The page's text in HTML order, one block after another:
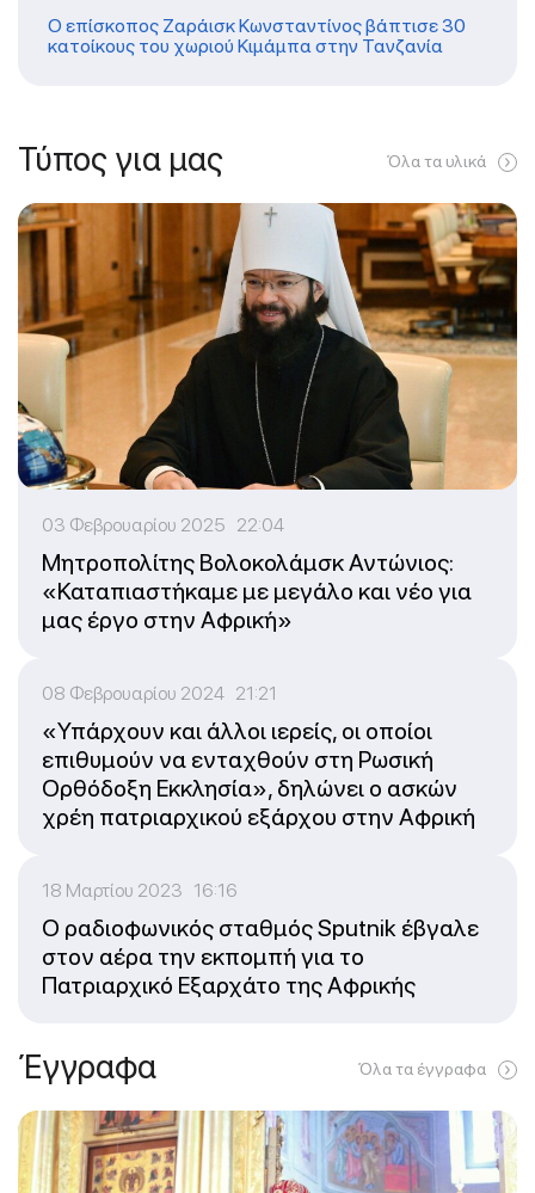
Ο επίσκοπος Ζαράισκ Κωνσταντίνος βάπτισε 30
κατοίκους του χωριού Κιμάμπα στην Τανζανία
Τύπος για μας Όλα τα υλικά
03 Φεβρουαρίου 2025 22:04
Μητροπολίτης Βολοκολάμσκ Αντώνιος:
«Καταπιαστήκαμε με μεγάλο και νέο για
μας έργο στην Αφρική»
08 Φεβρουαρίου 2024 21:21
«Υπάρχουν και άλλοι ιερείς, οι οποίοι
επιθυμούν να ενταχθούν στη Ρωσική
Ορθόδοξη Εκκλησία», δηλώνει ο ασκών
χρέη πατριαρχικού εξάρχου στην Αφρική
18 Μαρτίου 2023 16:16
Ο ραδιοφωνικός σταθμός Sputnik έβγαλε
στον αέρα την εκπομπή για το
Πατριαρχικό Εξαρχάτο της Αφρικής
Έγγραφα Όλα τα έγγραφα